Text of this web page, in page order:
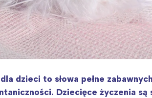
dzieci to słowa pełne
Dziecięce życzenia są